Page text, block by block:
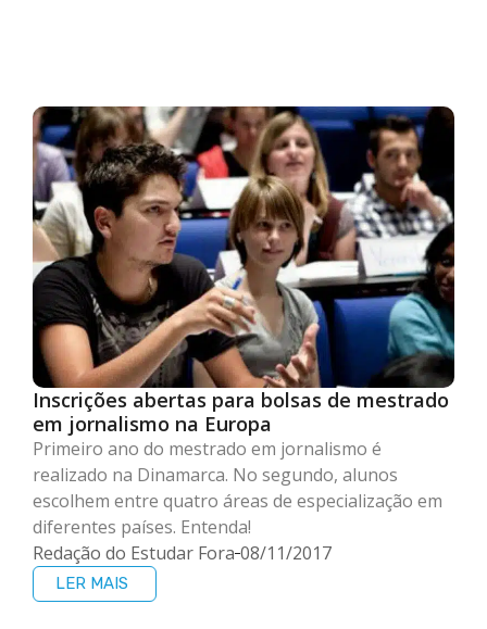
Inscrições abertas para bolsas de mestrado
em jornalismo na Europa
Primeiro ano do mestrado em jornalismo é
realizado na Dinamarca. No segundo, alunos
escolhem entre quatro áreas de especialização em
diferentes países. Entenda!
Redação do Estudar Fora 08/11/2017
LER MAIS